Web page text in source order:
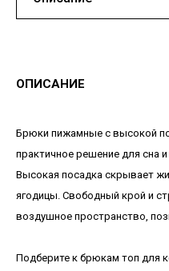
ОПИСАНИЕ
Брюки пижамные с высокой
практичное решение для сна
Высокая посадка скрывает
ягодицы. Свободный крой и
воздушное пространство,
Подберите к брюкам топ для